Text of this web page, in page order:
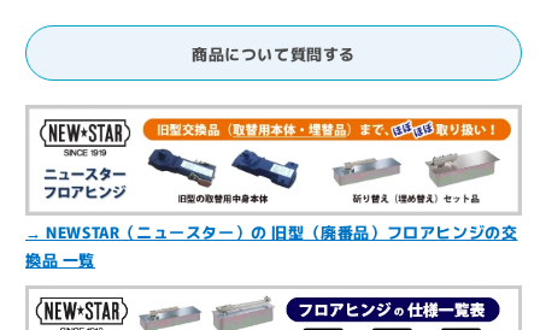
ー
ズ,
NEWSTAR】
の
数
量
を
ー
ズ,
NEWSTAR】
の
数
を
商品について質問する
→ NEWSTAR（ニュースター）の 旧型（廃番品）フロアヒンジの交
換品 一覧